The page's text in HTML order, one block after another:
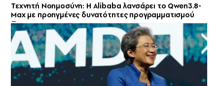
Τεχνητή Νοημοσύνη: Η Alibaba λανσάρει το Qwen3.8-
Max με προηγμένες δυνατότητες προγραμματισμού